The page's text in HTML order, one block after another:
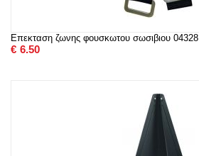
Επεκταση ζωνης φουσκωτου σωσιβιου 04328
€ 6.50